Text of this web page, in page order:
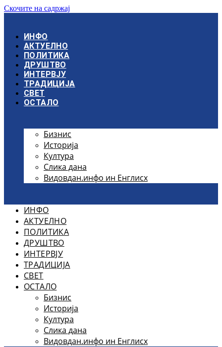
Скочите на садржај
ИНФО
АКТУЕЛНО
ПОЛИТИКА
ДРУШТВО
ИНТЕРВЈУ
ТРАДИЦИЈА
СВЕТ
ОСТАЛО
Бизнис
Историја
Култура
Слика дана
Видовдан.инфо ин Енглисх
ИНФО
АКТУЕЛНО
ПОЛИТИКА
ДРУШТВО
ИНТЕРВЈУ
ТРАДИЦИЈА
СВЕТ
ОСТАЛО
Бизнис
Историја
Култура
Слика дана
Видовдан.инфо ин Енглисх